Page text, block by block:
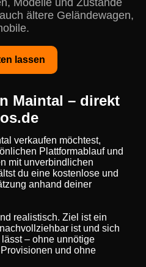
Modelle und Zustände
ältere Geländewagen,
lassen
Maintal – direkt
verkaufen möchtest,
Plattformablauf und
mit unverbindlichen
du eine kostenlose und
anhand deiner
realistisch. Ziel ist ein
ist und sich
– ohne unnötige
und ohne